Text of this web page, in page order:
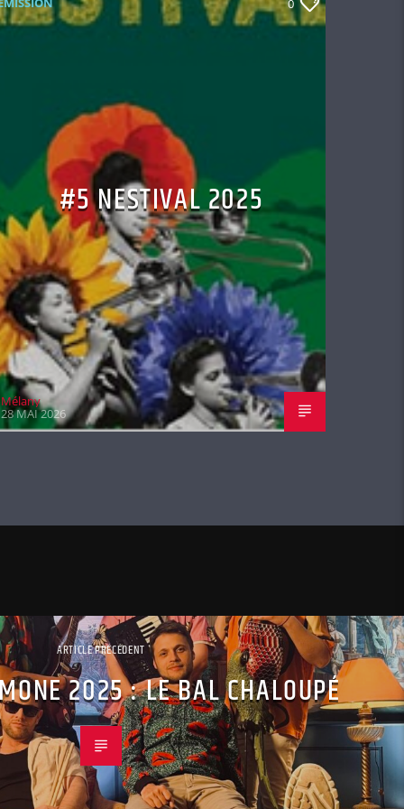
0
#5 NESTIVAL 2025
Mélany
28 MAI 2026
ARTICLE PRÉCÉDENT
2025 : LE BAL CHALOUPÉ